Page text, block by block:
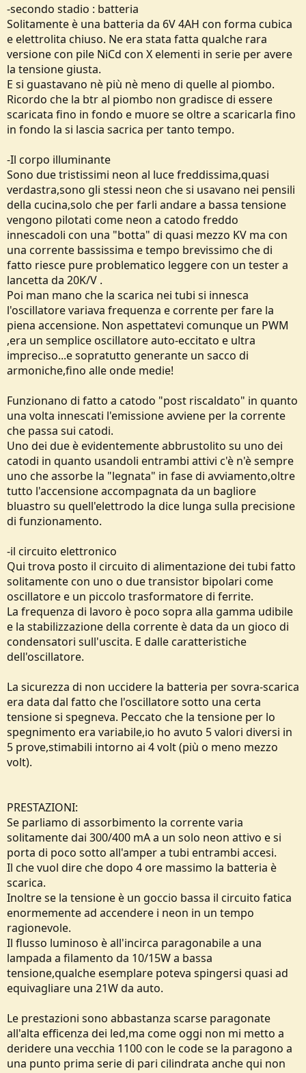
-secondo stadio : batteria
Solitamente è una batteria da 6V 4AH con forma cubica
e elettrolita chiuso. Ne era stata fatta qualche rara
versione con pile NiCd con X elementi in serie per avere
la tensione giusta.
E si guastavano nè più nè meno di quelle al piombo.
Ricordo che la btr al piombo non gradisce di essere
scaricata fino in fondo e muore se oltre a scaricarla fino
in fondo la si lascia sacrica per tanto tempo.
-Il corpo illuminante
Sono due tristissimi neon al luce freddissima,quasi
verdastra,sono gli stessi neon che si usavano nei pensili
della cucina,solo che per farli andare a bassa tensione
vengono pilotati come neon a catodo freddo
innescadoli con una "botta" di quasi mezzo KV ma con
una corrente bassissima e tempo brevissimo che di
fatto riesce pure problematico leggere con un tester a
lancetta da 20K/V .
Poi man mano che la scarica nei tubi si innesca
l'oscillatore variava frequenza e corrente per fare la
piena accensione. Non aspettatevi comunque un PWM
,era un semplice oscillatore auto-eccitato e ultra
impreciso...e sopratutto generante un sacco di
armoniche,fino alle onde medie!
Funzionano di fatto a catodo "post riscaldato" in quanto
una volta innescati l'emissione avviene per la corrente
che passa sui catodi.
Uno dei due è evidentemente abbrustolito su uno dei
catodi in quanto usandoli entrambi attivi c'è n'è sempre
uno che assorbe la "legnata" in fase di avviamento,oltre
tutto l'accensione accompagnata da un bagliore
bluastro su quell'elettrodo la dice lunga sulla precisione
di funzionamento.
-il circuito elettronico
Qui trova posto il circuito di alimentazione dei tubi fatto
solitamente con uno o due transistor bipolari come
oscillatore e un piccolo trasformatore di ferrite.
La frequenza di lavoro è poco sopra alla gamma udibile
e la stabilizzazione della corrente è data da un gioco di
condensatori sull'uscita. E dalle caratteristiche
dell'oscillatore.
La sicurezza di non uccidere la batteria per sovra-scarica
era data dal fatto che l'oscillatore sotto una certa
tensione si spegneva. Peccato che la tensione per lo
spegnimento era variabile,io ho avuto 5 valori diversi in
5 prove,stimabili intorno ai 4 volt (più o meno mezzo
volt).
PRESTAZIONI:
Se parliamo di assorbimento la corrente varia
solitamente dai 300/400 mA a un solo neon attivo e si
porta di poco sotto all'amper a tubi entrambi accesi.
Il che vuol dire che dopo 4 ore massimo la batteria è
scarica.
Inoltre se la tensione è un goccio bassa il circuito fatica
enormemente ad accendere i neon in un tempo
ragionevole.
Il flusso luminoso è all'incirca paragonabile a una
lampada a filamento da 10/15W a bassa
tensione,qualche esemplare poteva spingersi quasi ad
equivagliare una 21W da auto.
Le prestazioni sono abbastanza scarse paragonate
all'alta efficenza dei led,ma come oggi non mi metto a
deridere una vecchia 1100 con le code se la paragono a
una punto prima serie di pari cilindrata anche qui non